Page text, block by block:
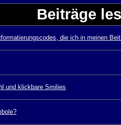
Beiträge
die ich in meinen
und klickbare Smilies